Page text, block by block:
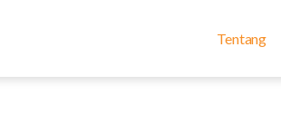
Tentang